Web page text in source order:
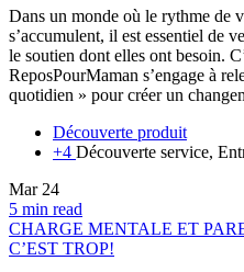
Dans un monde où le rythme de
s’accumulent, il est essentiel de
le soutien dont elles ont besoin.
ReposPourMaman s’engage à
quotidien » pour créer un
Découverte produit
+4 Découverte service,
Mar 24
5 min read
CHARGE MENTALE ET
C’EST TROP!